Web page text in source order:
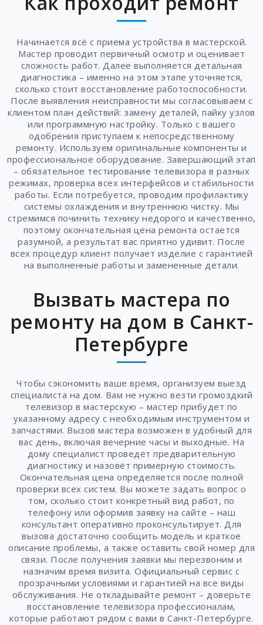
Начинается всё с приема устройства в мастерской.
Мастер проводит первичный осмотр и оценивает
сложность работ. Далее выполняется детальная
диагностика – именно на этом этапе уточняется,
сколько стоит восстановление работоспособности.
После выявления неисправности мы согласовываем с
клиентом план действий: замену деталей, пайку узлов
или программную настройку. Только с вашего
одобрения приступаем к непосредственному
ремонту. Используем оригинальные компоненты и
профессиональное оборудование. Завершающий этап
– обязательное тестирование телевизора в разных
режимах, проверка всех интерфейсов и стабильности
работы. Если потребуется, проводим профилактику
системы охлаждения и внутреннюю чистку. Мы
стремимся починить технику недорого и качественно,
поэтому окончательная цена ремонта остается
разумной, а результат вас приятно удивит. После
всех процедур клиент получает изделие с гарантией
на выполненные работы и замененные детали.
Вызвать мастера по
ремонту на дом в Санкт-
Петербурге
Чтобы сэкономить ваше время, организуем выезд
специалиста на дом. Вам не нужно везти громоздкий
телевизор в мастерскую – мастер прибудет по
указанному адресу с необходимым инструментом и
запчастями. Вызов мастера возможен в удобный для
вас день, включая вечерние часы и выходные. На
дому специалист проведёт предварительную
диагностику и назовёт примерную стоимость.
Окончательная цена определяется после полной
проверки всех систем. Вы можете задать вопрос о
том, сколько стоит конкретный вид работ, по
телефону или оформив заявку на сайте – наш
консультант оперативно проконсультирует. Для
вызова достаточно сообщить модель и краткое
описание проблемы, а также оставить свой номер для
связи. После получения заявки мы перезвоним и
назначим время визита. Официальный сервис с
прозрачными условиями и гарантией на все виды
обслуживания. Не откладывайте ремонт – доверьте
восстановление телевизора профессионалам,
которые работают рядом с вами в Санкт-Петербурге.